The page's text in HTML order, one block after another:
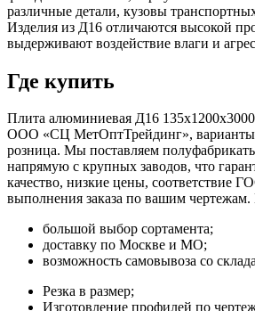
различные детали, кузовы
Изделия из Д16 отличаются высокой
выдерживают воздействие влаги и
Где купить
Плита алюминиевая Д16
ООО «СЦ МетОптТрейдинг»,
розница. Мы поставляем
напрямую с крупных заводов, что
качество, низкие цены, соответствие
выполнения заказа по вашим чертежам.
большой выбор сортамента;
доставку по Москве и МО;
возможность самовывоза со
Резка в размер;
Изготовление профилей по